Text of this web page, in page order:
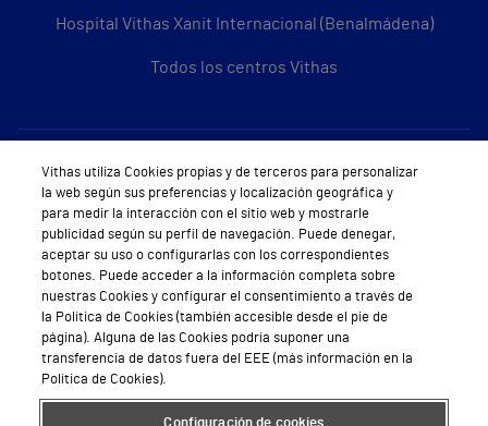
Hospital Vithas Xanit Internacional (Benalmádena)
Todos los centros Vithas
Sobre Vithas
Quiénes somos
Trabajar en Vithas
Teléfono Cita Médica
Teléfono Atención al Cliente
Política de seguridad y salud en el trabajo
Conoce a Supervita
Vithas utiliza Cookies propias y de terceros para personalizar
la web según sus preferencias y localización geográfica y
para medir la interacción con el sitio web y mostrarle
publicidad según su perfil de navegación. Puede denegar,
aceptar su uso o configurarlas con los correspondientes
botones. Puede acceder a la información completa sobre
nuestras Cookies y configurar el consentimiento a través de
la Política de Cookies (también accesible desde el pie de
página). Alguna de las Cookies podría suponer una
transferencia de datos fuera del EEE (más información en la
Política de Cookies).